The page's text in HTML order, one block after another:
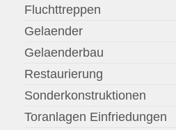
Fluchttreppen
Gelaender
Gelaenderbau
Restaurierung
Sonderkonstruktionen
Toranlagen Einfriedungen